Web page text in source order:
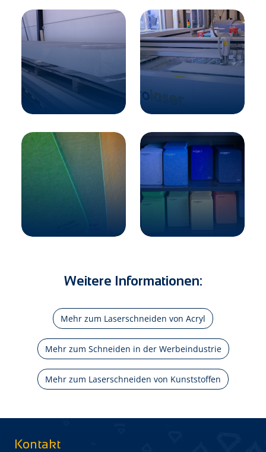
Weitere Informationen:
Mehr zum Laserschneiden von Acryl
Mehr zum Schneiden in der Werbeindustrie
Mehr zum Laserschneiden von Kunststoffen
Kontakt